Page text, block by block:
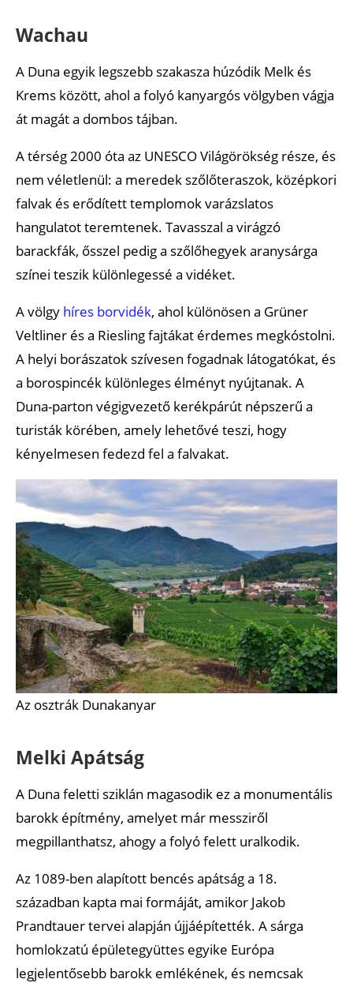
Ajánlott cikkek
Wachau
A Duna egyik legszebb szakasza húzódik Melk és
Krems között, ahol a folyó kanyargós völgyben vágja
át magát a dombos tájban.
A térség 2000 óta az UNESCO Világörökség része, és
nem véletlenül: a meredek szőlőteraszok, középkori
falvak és erődített templomok varázslatos
hangulatot teremtenek. Tavasszal a virágzó
barackfák, ősszel pedig a szőlőhegyek aranysárga
színei teszik különlegessé a vidéket.
A völgy híres borvidék, ahol különösen a Grüner
Veltliner és a Riesling fajtákat érdemes megkóstolni.
A helyi borászatok szívesen fogadnak látogatókat, és
a borospincék különleges élményt nyújtanak. A
Duna-parton végigvezető kerékpárút népszerű a
turisták körében, amely lehetővé teszi, hogy
kényelmesen fedezd fel a falvakat.
Az osztrák Dunakanyar
Melki Apátság
A Duna feletti sziklán magasodik ez a monumentális
barokk építmény, amelyet már messziről
megpillanthatsz, ahogy a folyó felett uralkodik.
Az 1089-ben alapított bencés apátság a 18.
században kapta mai formáját, amikor Jakob
Prandtauer tervei alapján újjáépítették. A sárga
homlokzatú épületegyüttes egyike Európa
legjelentősebb barokk emlékének, és nemcsak